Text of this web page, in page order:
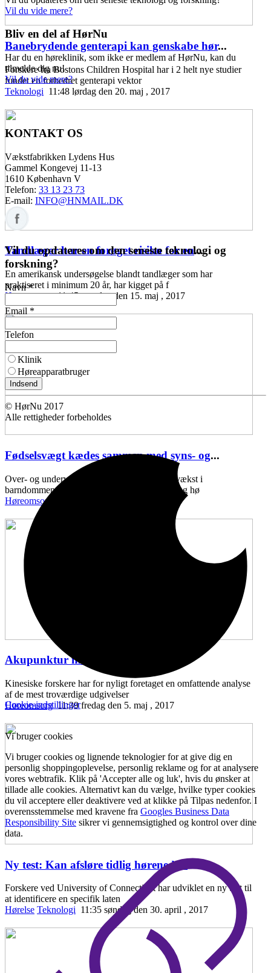
Banebrydende genterapi kan genskabe hør...
Forskere fra Bostons Children Hospital har i 2 helt nye studier
fundet en forbedret genterapi vektor
Teknologi 11:48 lørdag den 20. maj , 2017
Tandlæger har en forøget risiko for en...
En amerikansk undersøgelse blandt tandlæger som har
praktiseret i minimum 20 år, har kigget på f
Høreomsorg 11:45 mandag den 15. maj , 2017
Fødselsvægt kædes sammen med syns- og...
Over- og undervægt ved fødslen, samt ringe vækst i
barndommen, kan kædes sammen med syns- og hø
Høreomsorg
11:43 onsdag den 10. maj , 2017
Akupunktur mod hørenedsættelse
Kinesiske forskere har for nyligt foretaget en omfattende analyse
af de mest troværdige udgivelser
Høreomsorg 11:39 fredag den 5. maj , 2017
Ny test: Kan afsløre tidlig hørenedsæ
Forskere ved University of Connecticut har udviklet en ny test til
at identificere en specifik laten
Hørelse Teknologi 11:35 søndag den 30. april , 2017
Vil du vide mere?
Bliv en del af HørNu
Har du en høreklinik, som ikke er medlem af HørNu, kan du
tilmelde dig nu!
Vil du vide mere?
KONTAKT OS
Vækstfabrikken Lydens Hus
Gammel Kongevej 11-13
1610 København V
Telefon: 33 13 23 73
E-mail: INFO@HNMAIL.DK
Vil du opdateres om den seneste teknologi og
forskning?
Navn *
Email *
Telefon
Klinik
Høreapparatbruger
Indsend
© HørNu 2017
Alle rettigheder forbeholdes
Cookie-indstillinger
Vi bruger cookies
Vi bruger cookies og lignende teknologier for at give dig en
personlig shoppingoplevelse, personlig reklame og for at analysere
vores webtrafik. Klik på 'Accepter alle og luk', hvis du ønsker at
tillade alle cookies. Alternativt kan du vælge, hvilke typer cookies
du vil acceptere eller deaktivere ved at klikke på Tilpas nedenfor. I
overensstemmelse med kravene fra Googles Business Data
Responsibility Site sikrer vi gennemsigtighed og kontrol over dine
data.